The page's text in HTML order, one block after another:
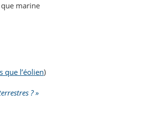
marine
que l’éolien)
? »